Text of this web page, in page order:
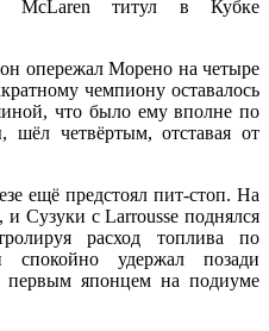
McLaren титул в Кубке
опережал Морено на четыре
чемпиону оставалось
что было ему вполне по
четвёртым, отставая от
ещё предстоял пит-стоп. На
Сузуки с Larrousse поднялся
расход топлива по
удержал позади
первым японцем на подиуме